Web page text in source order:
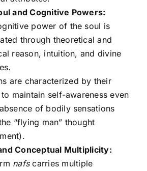
and Cognitive Powers:
power of the soul is
through theoretical and
reason, intuition, and divine
are characterized by their
maintain self-awareness even
of bodily sensations
“flying man” thought
Conceptual Multiplicity:
nafscarries multiple